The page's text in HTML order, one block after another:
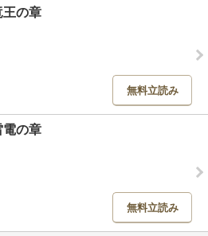
王の章
無料立読み
電の章
無料立読み